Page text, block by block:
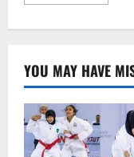
کو
واپس
لانے
کا
تیسرا
مرحلہ
20
اپریل
YOU MAY HAVE